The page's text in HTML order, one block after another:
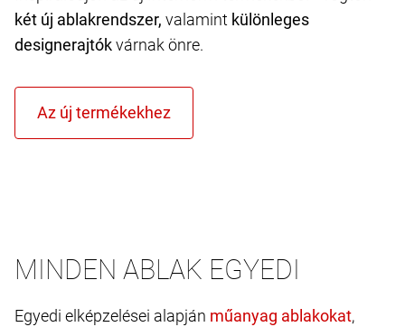
két új ablakrendszer, valamint különleges
designerajtókvárnak önre.
MINDEN ABLAK EGYEDI
Egyedi elképzelései alapján
,